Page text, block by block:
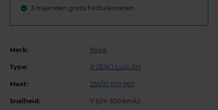
3 maanden gratis herbalanceren
Merk: Pirelli
Type: P ZERO LUXURY
Maat: 255/35 R19 96Y
Snelheid: Y (t/m 300 km/u)